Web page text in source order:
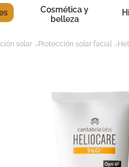
Cosmética y
belleza
solar Protección solar facial